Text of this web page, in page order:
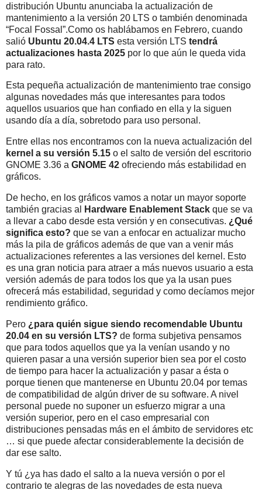
distribución Ubuntu anunciaba la actualización de
mantenimiento a la versión 20 LTS o también denominada
“Focal Fossal”.Como os hablábamos en Febrero, cuando
salió Ubuntu 20.04.4 LTS esta versión LTS tendrá
actualizaciones hasta 2025 por lo que aún le queda vida
para rato.
Esta pequeña actualización de mantenimiento trae consigo
algunas novedades más que interesantes para todos
aquellos usuarios que han confiado en ella y la siguen
usando día a día, sobretodo para uso personal.
Entre ellas nos encontramos con la nueva actualización del
kernel a su versión 5.15 o el salto de versión del escritorio
GNOME 3.36 a GNOME 42 ofreciendo más estabilidad en
gráficos.
De hecho, en los gráficos vamos a notar un mayor soporte
también gracias al
Hardware Enablement Stack que se va
a llevar a cabo desde esta versión y en consecutivas. ¿Qué
significa esto? que se van a enfocar en actualizar mucho
más la pila de gráficos además de que van a venir más
actualizaciones referentes a las versiones del kernel. Esto
es una gran noticia para atraer a más nuevos usuario a esta
versión además de para todos los que ya la usan pues
ofrecerá más estabilidad, seguridad y como decíamos mejor
rendimiento gráfico.
Pero ¿para quién sigue siendo recomendable Ubuntu
20.04 en su versión LTS? de forma subjetiva pensamos
que para todos aquellos que ya la venían usando y no
quieren pasar a una versión superior bien sea por el costo
de tiempo para hacer la actualización y pasar a ésta o
porque tienen que mantenerse en Ubuntu 20.04 por temas
de compatibilidad de algún driver de su software. A nivel
personal puede no suponer un esfuerzo migrar a una
versión superior, pero en el caso empresarial con
distribuciones pensadas más en el ámbito de servidores etc
… si que puede afectar considerablemente la decisión de
dar ese salto.
Y tú ¿ya has dado el salto a la nueva versión o por el
contrario te alegras de las novedades de esta nueva